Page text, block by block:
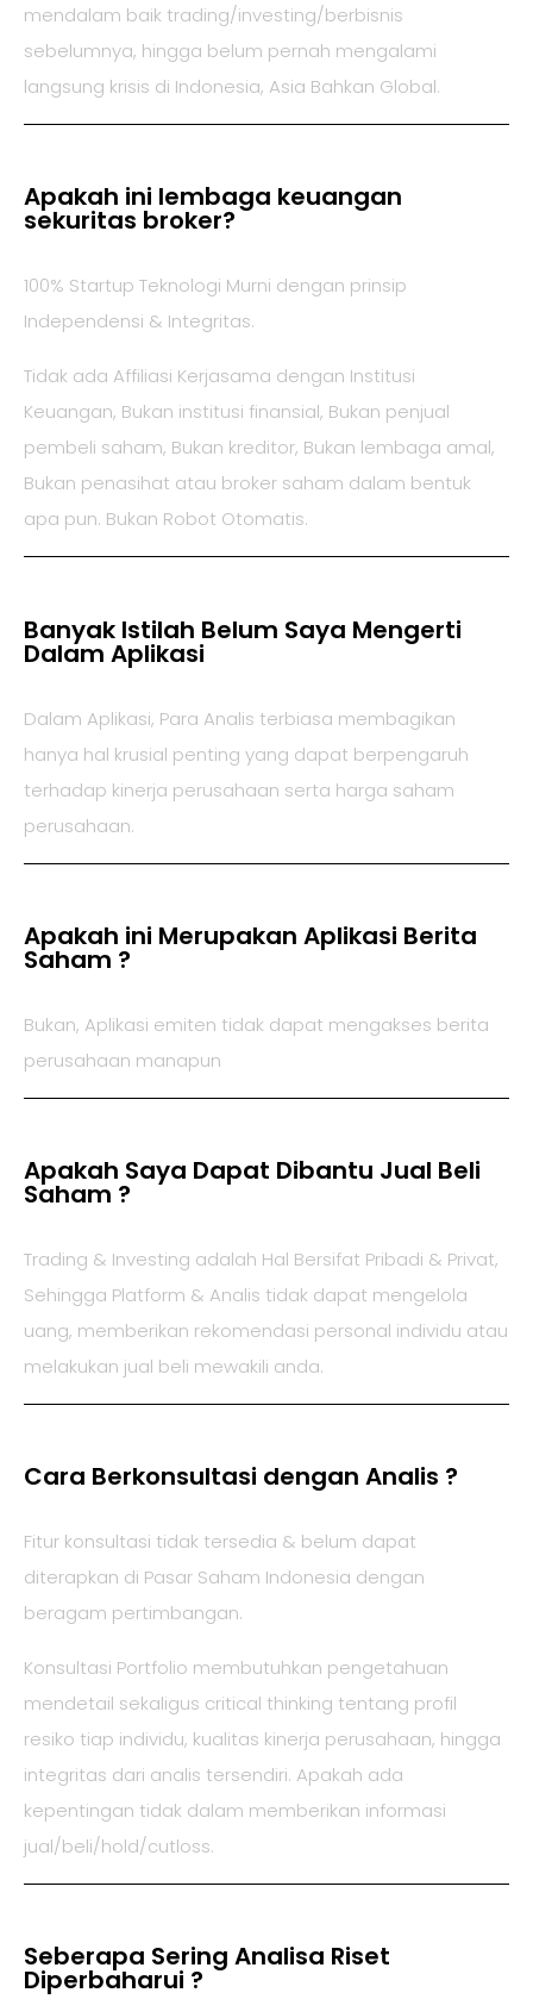
mendalam baik trading/investing/berbisnis
sebelumnya, hingga belum pernah mengalami
langsung krisis di Indonesia, Asia Bahkan Global.
Apakah ini lembaga keuangan
sekuritas broker?
100% Startup Teknologi Murni dengan prinsip
Independensi & Integritas.
Tidak ada Affiliasi Kerjasama dengan Institusi
Keuangan, Bukan institusi finansial, Bukan penjual
pembeli saham, Bukan kreditor, Bukan lembaga amal,
Bukan penasihat atau broker saham dalam bentuk
apa pun. Bukan Robot Otomatis.
Banyak Istilah Belum Saya Mengerti
Dalam Aplikasi
Dalam Aplikasi, Para Analis terbiasa membagikan
hanya hal krusial penting yang dapat berpengaruh
terhadap kinerja perusahaan serta harga saham
perusahaan.
Apakah ini Merupakan Aplikasi Berita
Saham ?
Bukan, Aplikasi emiten tidak dapat mengakses berita
perusahaan manapun
Apakah Saya Dapat Dibantu Jual Beli
Saham ?
Trading & Investing adalah Hal Bersifat Pribadi & Privat,
Sehingga Platform & Analis tidak dapat mengelola
uang, memberikan rekomendasi personal individu atau
melakukan jual beli mewakili anda.
Cara Berkonsultasi dengan Analis ?
Fitur konsultasi tidak tersedia & belum dapat
diterapkan di Pasar Saham Indonesia dengan
beragam pertimbangan.
Konsultasi Portfolio membutuhkan pengetahuan
mendetail sekaligus critical thinking tentang profil
resiko tiap individu, kualitas kinerja perusahaan, hingga
integritas dari analis tersendiri. Apakah ada
kepentingan tidak dalam memberikan informasi
jual/beli/hold/cutloss.
Seberapa Sering Analisa Riset
Diperbaharui ?